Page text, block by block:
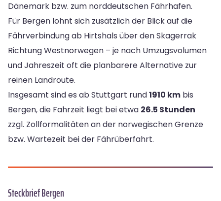
Dänemark bzw. zum norddeutschen Fährhafen.
Für Bergen lohnt sich zusätzlich der Blick auf die
Fährverbindung ab Hirtshals über den Skagerrak
Richtung Westnorwegen – je nach Umzugsvolumen
und Jahreszeit oft die planbarere Alternative zur
reinen Landroute.
Insgesamt sind es ab Stuttgart rund1910 km bis
Bergen, die Fahrzeit liegt bei etwa 26.5 Stunden
zzgl. Zollformalitäten an der norwegischen Grenze
bzw. Wartezeit bei der Fährüberfahrt.
Steckbrief Bergen